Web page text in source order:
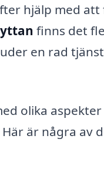
hjälp med att
finns det
en rad
olika
är några av